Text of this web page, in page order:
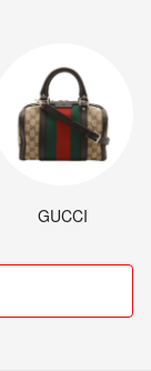
GUCCI